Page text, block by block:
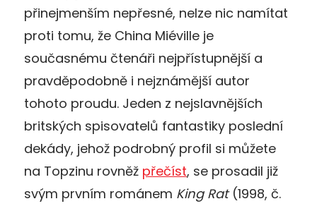
přinejmenším nepřesné, nelze nic namítat
proti tomu, že China Miéville je
současnému čtenáři nejpřístupnější a
pravděpodobně i nejznámější autor
tohoto proudu. Jeden z nejslavnějších
britských spisovatelů fantastiky poslední
dekády, jehož podrobný profil si můžete
na Topzinu rovněž přečíst, se prosadil již
svým prvním románem King Rat(1998, č.